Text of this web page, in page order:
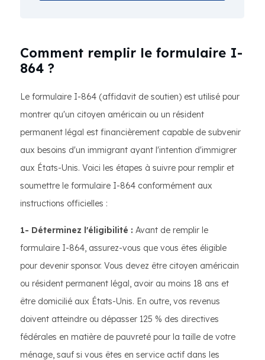
Comment remplir le formulaire I-
864 ?
Le formulaire I-864 (affidavit de soutien) est utilisé pour
montrer qu'un citoyen américain ou un résident
permanent légal est financièrement capable de subvenir
aux besoins d'un immigrant ayant l'intention d'immigrer
aux États-Unis. Voici les étapes à suivre pour remplir et
soumettre le formulaire I-864 conformément aux
instructions officielles :
1- Déterminez l'éligibilité : Avant de remplir le
formulaire I-864, assurez-vous que vous êtes éligible
pour devenir sponsor. Vous devez être citoyen américain
ou résident permanent légal, avoir au moins 18 ans et
être domicilié aux États-Unis. En outre, vos revenus
doivent atteindre ou dépasser 125 % des directives
fédérales en matière de pauvreté pour la taille de votre
ménage, sauf si vous êtes en service actif dans les